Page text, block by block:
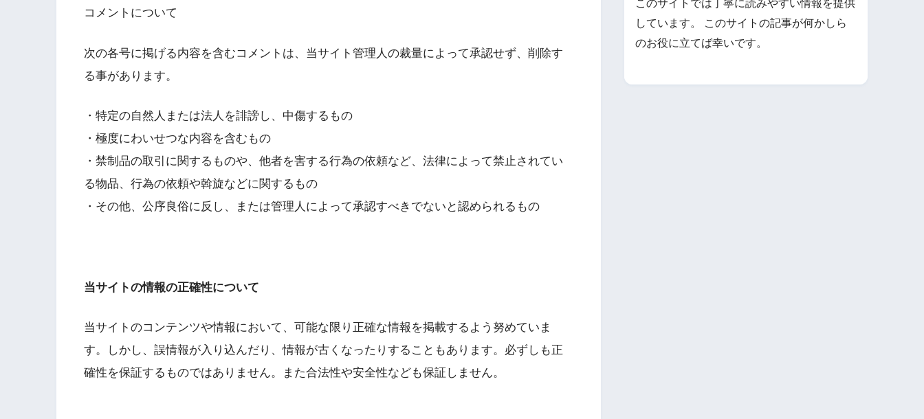
コメントについて
次の各号に掲げる内容を含むコメントは、当サイト管理人の裁量によって承認せず、削除す
る事があります。
・特定の自然人または法人を誹謗し、中傷するもの
・極度にわいせつな内容を含むもの
・禁制品の取引に関するものや、他者を害する行為の依頼など、法律によって禁止されてい
る物品、行為の依頼や斡旋などに関するもの
・その他、公序良俗に反し、または管理人によって承認すべきでないと認められるもの
当サイトの情報の正確性について
当サイトのコンテンツや情報において、可能な限り正確な情報を掲載するよう努めていま
す。しかし、誤情報が入り込んだり、情報が古くなったりすることもあります。必ずしも正
確性を保証するものではありません。また合法性や安全性なども保証しません。
このサイトでは丁寧に読みやすい情報を提供
しています。 このサイトの記事が何かしら
のお役に立てば幸いです。